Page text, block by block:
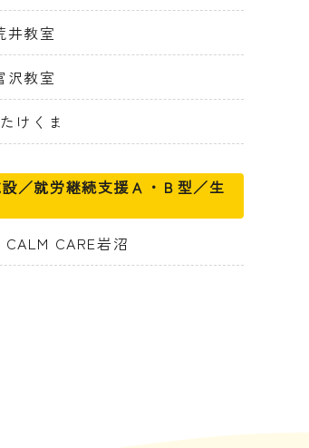
井教室
沢教室
けくま
／就労継続支援Ａ・Ｂ型／生
CARE岩沼